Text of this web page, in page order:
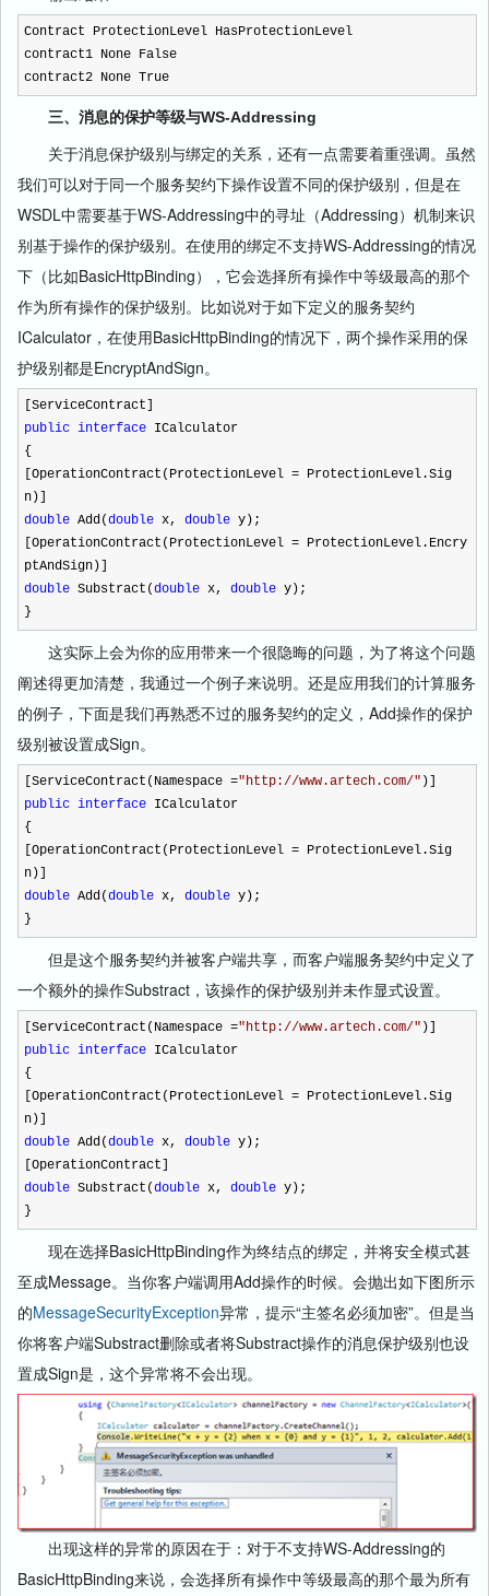
Contract ProtectionLevel HasProtectionLevel
contract1 None False
contract2 None True
三、消息的保护等级与WS-Addressing
关于消息保护级别与绑定的关系，还有一点需要着重强调。虽然
我们可以对于同一个服务契约下操作设置不同的保护级别，但是在
WSDL中需要基于WS-Addressing中的寻址（Addressing）机制来识
别基于操作的保护级别。在使用的绑定不支持WS-Addressing的情况
下（比如BasicHttpBinding），它会选择所有操作中等级最高的那个
作为所有操作的保护级别。比如说对于如下定义的服务契约
ICalculator，在使用BasicHttpBinding的情况下，两个操作采用的保
护级别都是EncryptAndSign。
[ServiceContract]
public interface ICalculator
{
[OperationContract(ProtectionLevel = ProtectionLevel.Sig
n)]
double Add(double x, double y);
[OperationContract(ProtectionLevel = ProtectionLevel.Encry
ptAndSign)]
double Substract(double x, double y);
}
这实际上会为你的应用带来一个很隐晦的问题，为了将这个问题
阐述得更加清楚，我通过一个例子来说明。还是应用我们的计算服务
的例子，下面是我们再熟悉不过的服务契约的定义，Add操作的保护
级别被设置成Sign。
[ServiceContract(Namespace =" http://www.artech.com/" )]
public interface ICalculator
{
[OperationContract(ProtectionLevel = ProtectionLevel.Sig
n)]
double Add(double x, double y);
}
但是这个服务契约并被客户端共享，而客户端服务契约中定义了
一个额外的操作Substract，该操作的保护级别并未作显式设置。
[ServiceContract(Namespace =" http://www.artech.com/" )]
public interface ICalculator
{
[OperationContract(ProtectionLevel = ProtectionLevel.Sig
n)]
double Add(double x, double y);
[OperationContract]
double Substract(double x, double y);
}
现在选择BasicHttpBinding作为终结点的绑定，并将安全模式甚
至成Message。当你客户端调用Add操作的时候。会抛出如下图所示
的MessageSecurityException异常，提示“主签名必须加密”。但是当
你将客户端Substract删除或者将Substract操作的消息保护级别也设
置成Sign是，这个异常将不会出现。
出现这样的异常的原因在于：对于不支持WS-Addressing的
BasicHttpBinding来说，会选择所有操作中等级最高的那个最为所有